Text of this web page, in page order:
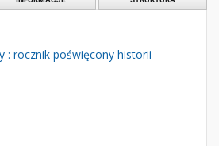
: rocznik poświęcony historii